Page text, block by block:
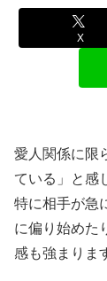
X
愛人関係に限
ている」と感
特に相手が急
に偏り始めた
感も強まりま